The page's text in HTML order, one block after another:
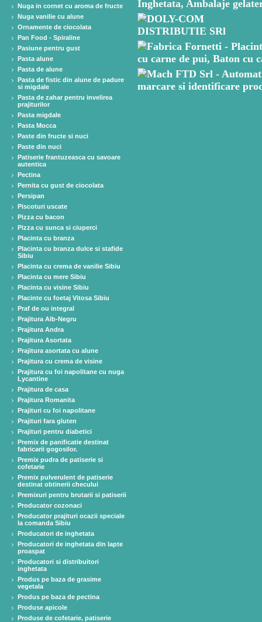
Nuga in cornet cu aroma de fructe
Nuga vanilie cu alune
Ornamente de ciocolata
Pan Food - Spiraline
Pasiune pentru gust
Pasta alune
Pasta de alune
Pasta de fistic din alune de padure
si migdale
Pasta de zahar pentru invelirea
prajiturilor
Pasta migdale
Pasta Mocca
Paste din fructe si nuci
Paste din nuci
Patiserie frantuzeasca cu savoare
autentica
Pectina
Pernita cu gust de ciocolata
Persipan
Piscoturi uscate
Pizza cu bacon
Pizza cu sunca si ciuperci
Placinta cu branza
Placinta cu branza dulce si stafide
Sibiu
Placinta cu crema de vanilie Sibiu
Placinta cu mere Sibiu
Placinta cu visine Sibiu
Placinte cu foetaj Vitosa Sibiu
Praf de ou integral
Prajitura Alb-Negru
Prajitura Andra
Prajitura Asortata
Prajitura asortata cu alune
Prajitura cu crema de visine
Prajitura cu foi napolitane cu nuga
Lycantine
Prajitura de casa
Prajitura Romanita
Prajituri cu foi napolitane
Prajituri fara gluten
Prajituri pentru diabetici
Premix de panificatie destinat
fabricarii gogosilor.
Premix pudra de patiserie si
cofetarie
Premix pulverulent de patiserie
destinat obtinerii checului
Premixuri pentru brutarii si patiserii
Producator cozonaci
Producator prajituri ocazii speciale
la comanda Sibiu
Producatori de inghetata
Producatori de inghetata din lapte
proaspat
Producatori si distribuitori
inghetata
Produs pe baza de grasime
vegetala
Produs pe baza de pectina
Produse apicole
Produse de cofetarie, patiserie